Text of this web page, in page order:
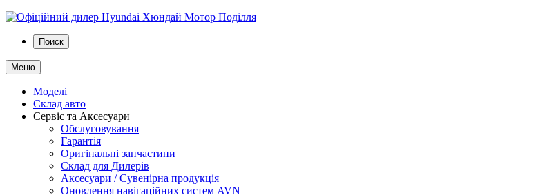
Поиск
Меню
Моделі
Склад авто
Сервіс та Аксесуари
Обслуговування
Гарантія
Оригінальні запчастини
Склад для Дилерів
Аксесуари / Сувенірна продукція
Оновлення навігаційних систем AVN